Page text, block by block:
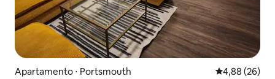
Apartamento ⋅ Portsmouth 4,88 de uma
4,88 (26)